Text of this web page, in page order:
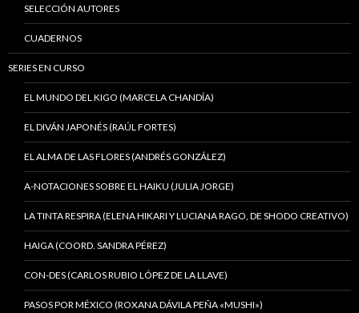
SELECCIÓN AUTORES
CUADERNOS
SERIES EN CURSO
EL MUNDO DEL KIGO (MARCELA CHANDÍA)
EL DIVÁN JAPONÉS (RAÚL FORTES)
EL ALMA DE LAS FLORES (ANDRÉS GONZÁLEZ)
A-NOTACIONES SOBRE EL HAIKU (JULIA JORGE)
LA TINTA RESPIRA (ELENA HIKARI Y LUCIANA RAGO, DE SHODO CREATIVO)
HAIGA (COORD. SANDRA PÉREZ)
CON-DES (CARLOS RUBIO LÓPEZ DE LA LLAVE)
PASOS POR MÉXICO (ROXANA DÁVILA PEÑA «MUSHI»)